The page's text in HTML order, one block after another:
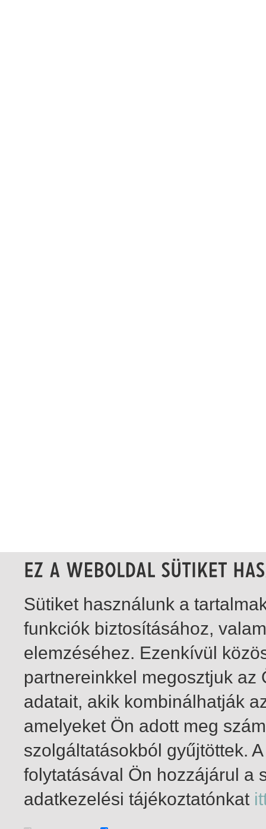
1-2 / total 2 hit
Sütiket használunk a
funkciók biztosításához,
elemzéséhez. Ezenkívül
partnereinkkel megosztjuk
adatait, akik kombinálhatják
amelyeket Ön adott meg
szolgáltatásokból gyűjtöttek.
folytatásával Ön hozzájárul a
adatkezelési tájékoztatónkat